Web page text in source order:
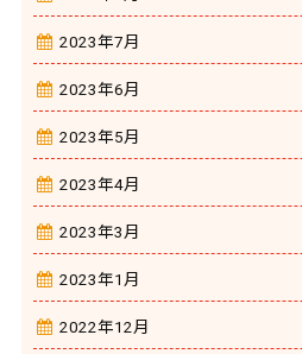
2023年7月
2023年6月
2023年5月
2023年4月
2023年3月
2023年1月
2022年12月